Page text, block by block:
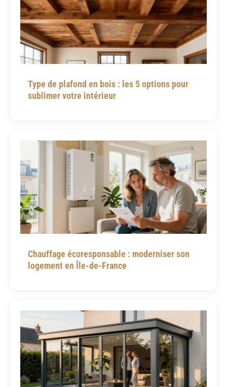
Type de plafond en bois : les 5 options pour
sublimer votre intérieur
Chauffage écoresponsable : moderniser son
logement en Île-de-France